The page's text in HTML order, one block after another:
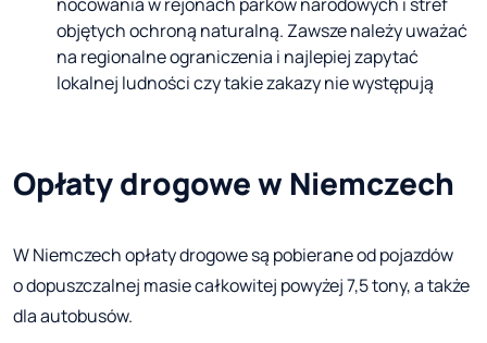
objętych ochroną naturalną. Zawsze należy uważać
na regionalne ograniczenia i najlepiej zapytać
lokalnej ludności czy takie zakazy nie występują
Opłaty drogowe w Niemczech
W Niemczech opłaty drogowe są pobierane od pojazdów
o dopuszczalnej masie całkowitej powyżej 7,5 tony, a także
dla autobusów.